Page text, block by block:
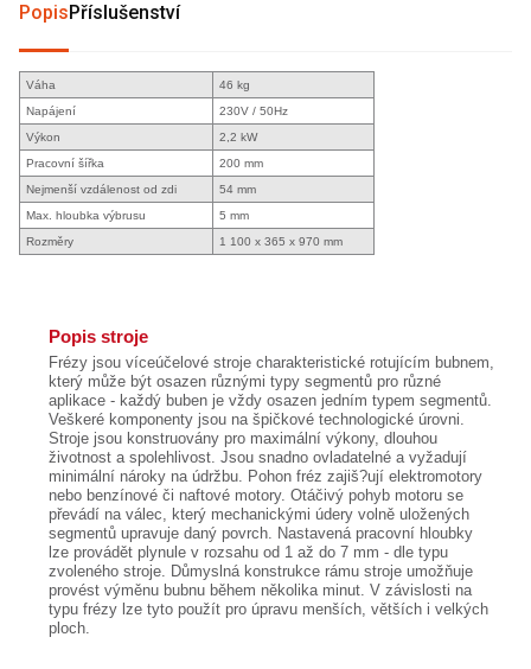
PopisPříslušenství
Váha
46 kg
Napájení
230V / 50Hz
Výkon
2,2 kW
Pracovní šířka
200 mm
Nejmenší vzdálenost od zdi
54 mm
Max. hloubka výbrusu
5 mm
Rozměry
1 100 x 365 x 970 mm
Popis stroje
Frézy jsou víceúčelové stroje charakteristické rotujícím bubnem,
který může být osazen různými typy segmentů pro různé
aplikace - každý buben je vždy osazen jedním typem segmentů.
Veškeré komponenty jsou na špičkové technologické úrovni.
Stroje jsou konstruovány pro maximální výkony, dlouhou
životnost a spolehlivost. Jsou snadno ovladatelné a vyžadují
minimální nároky na údržbu. Pohon fréz zajiš?ují elektromotory
nebo benzínové či naftové motory. Otáčivý pohyb motoru se
převádí na válec, který mechanickými údery volně uložených
segmentů upravuje daný povrch. Nastavená pracovní hloubky
lze provádět plynule v rozsahu od 1 až do 7 mm - dle typu
zvoleného stroje. Důmyslná konstrukce rámu stroje umožňuje
provést výměnu bubnu během několika minut. V závislosti na
typu frézy lze tyto použít pro úpravu menších, větších i velkých
ploch.